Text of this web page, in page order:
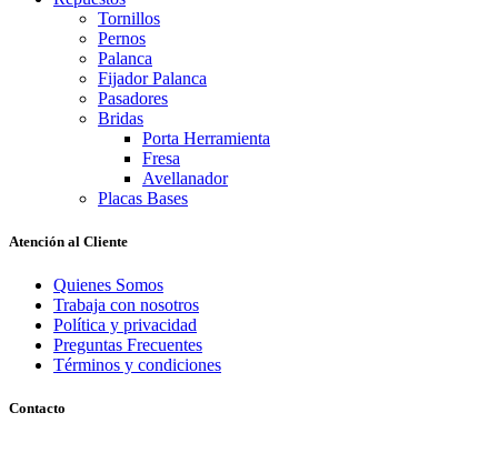
Tornillos
Pernos
Palanca
Fijador Palanca
Pasadores
Bridas
Porta Herramienta
Fresa
Avellanador
Placas Bases
Atención al Cliente
Quienes Somos
Trabaja con nosotros
Política y privacidad
Preguntas Frecuentes
Términos y condiciones
Contacto